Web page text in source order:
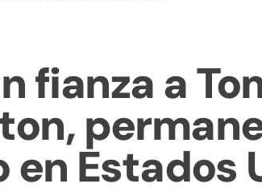
fianza a
Estados